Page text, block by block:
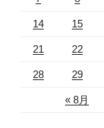
« 8月
14 15
21 22
28 29